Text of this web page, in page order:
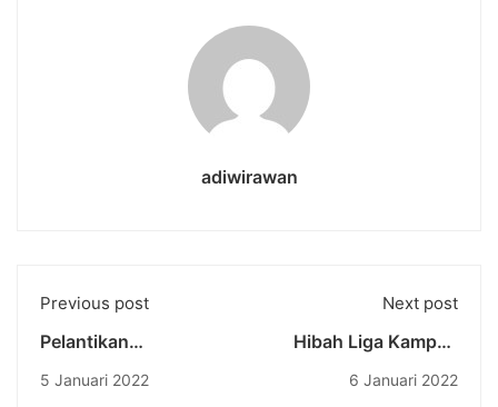
adiwirawan
Previous post
Pelantikan
Universitas
5 Januari 2022
Next post
Hibah Liga Kampus
ikuti Monev
6 Januari 2022